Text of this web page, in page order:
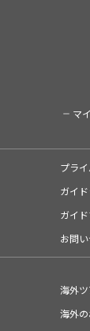
マ
プラ
ガイ
ガイ
お問
海外ツ
海外